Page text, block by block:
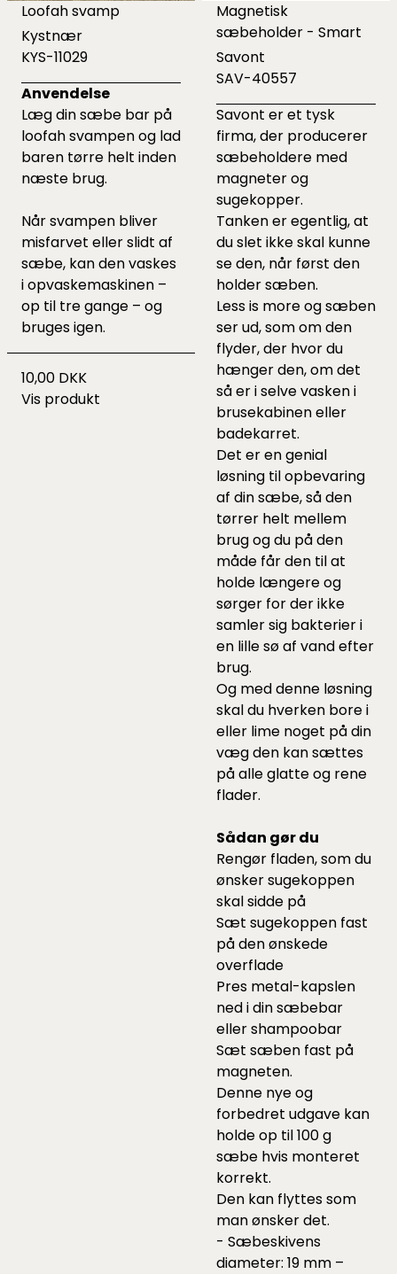
Loofah svamp
Kystnær
KYS-11029
Anvendelse
Læg din sæbe bar på
loofah svampen og lad
baren tørre helt inden
næste brug.
Når svampen bliver
misfarvet eller slidt af
sæbe, kan den vaskes
i opvaskemaskinen –
op til tre gange – og
bruges igen.
10,00 DKK
Vis produkt
Magnetisk
sæbeholder - Smart
Savont
SAV-40557
Savont er et tysk
firma, der producerer
sæbeholdere med
magneter og
sugekopper.
Tanken er egentlig, at
du slet ikke skal kunne
se den, når først den
holder sæben.
Less is more og sæben
ser ud, som om den
flyder, der hvor du
hænger den, om det
så er i selve vasken i
brusekabinen eller
badekarret.
Det er en genial
løsning til opbevaring
af din sæbe, så den
tørrer helt mellem
brug og du på den
måde får den til at
holde længere og
sørger for der ikke
samler sig bakterier i
en lille sø af vand efter
brug.
Og med denne løsning
skal du hverken bore i
eller lime noget på din
væg den kan sættes
på alle glatte og rene
flader.
Sådan gør du
Rengør fladen, som du
ønsker sugekoppen
skal sidde på
Sæt sugekoppen fast
på den ønskede
overflade
Pres metal-kapslen
ned i din sæbebar
eller shampoobar
Sæt sæben fast på
magneten.
Denne nye og
forbedret udgave kan
holde op til 100 g
sæbe hvis monteret
korrekt.
Den kan flyttes som
man ønsker det.
- Sæbeskivens
diameter: 19 mm –